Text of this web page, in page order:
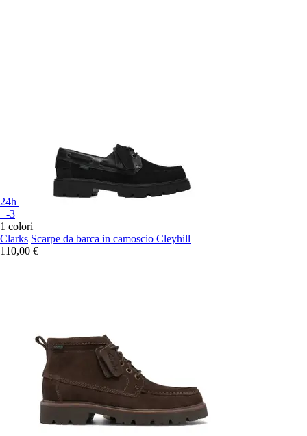
24h
+-3
1 colori
Clarks Scarpe da barca in camoscio Cleyhill
110,00 €